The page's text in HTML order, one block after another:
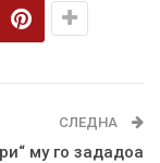
СЛЕДНА
му го зададоа